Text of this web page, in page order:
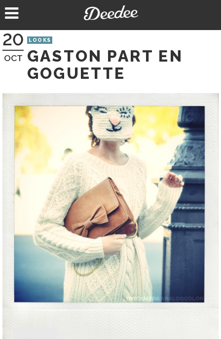
au
20
OCT
LOOKS
GASTON PART EN
GOGUETTE